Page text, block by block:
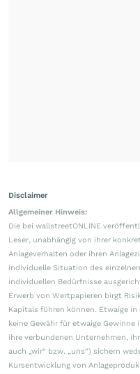
Disclaimer
Allgemeiner Hinweis:
Die bei wallstreetONLINE
Leser, unabhängig von ihrer
Anlageverhalten oder ihren
individuelle Situation des
individuellen Bedürfnisse
Erwerb von Wertpapieren birgt
Kapitals führen können. Etwaige in
keine Gewähr für etwaige
ihre verbundenen Unternehmen,
auch „wir“ bzw. „uns“) sichern
Kursentwicklung von